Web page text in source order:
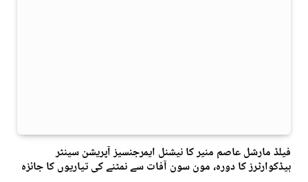
فیلڈ مارشل عاصم منیر کا نیشنل ایمرجنسیز آپریشن سینٹر
ہیڈکوارٹرز کا دورہ، مون سون آفات سے نمٹنے کی تیاریوں کا جائزہ